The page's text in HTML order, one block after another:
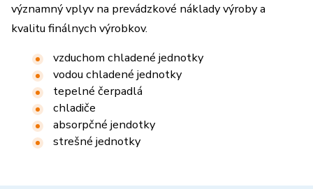
významný vplyv na prevádzkové náklady výroby a
kvalitu finálnych výrobkov.
vzduchom chladené jednotky
vodou chladené jednotky
tepelné čerpadlá
chladiče
absorpčné jendotky
strešné jednotky